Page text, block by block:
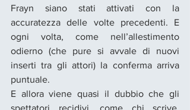
Frayn siano stati attivati con la
accuratezza delle volte precedenti. E
ogni volta, come nell’allestimento
odierno (che pure si avvale di nuovi
inserti tra gli attori) la conferma arriva
puntuale.
E allora viene quasi il dubbio che gli